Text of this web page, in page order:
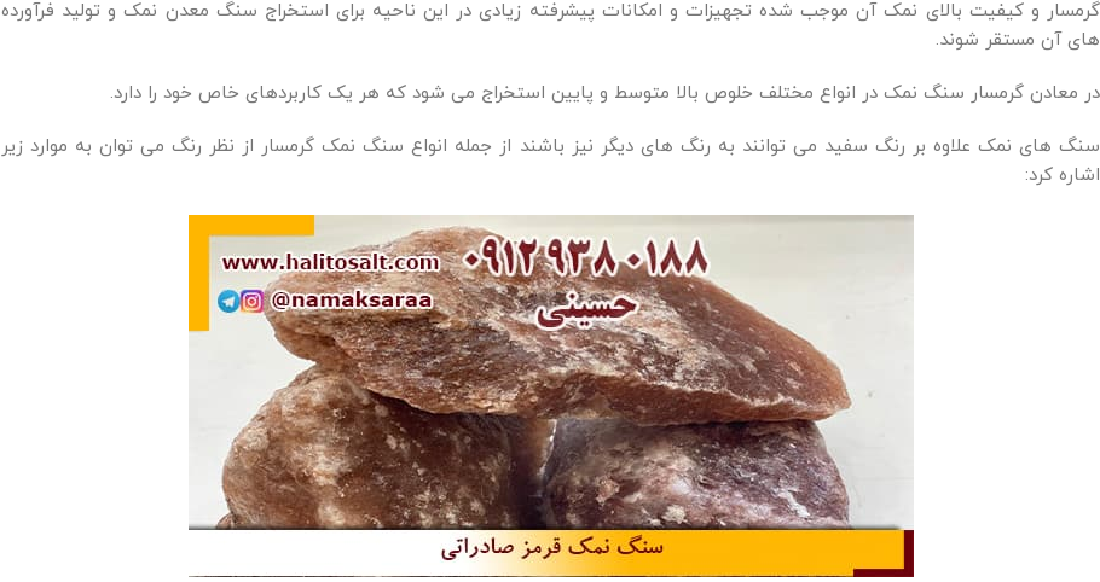
گرمسار و کیفیت بالای نمک آن موجب شده تجهیزات و امکانات پیشرفته زیادی در این ناحیه برای استخراج سنگ معدن نمک و تولید فرآورده
های آن مستقر شوند.
در معادن گرمسار سنگ نمک در انواع مختلف خلوص بالا متوسط و پایین استخراج می شود که هر یک کاربردهای خاص خود را دارد.
سنگ های نمک علاوه بر رنگ سفید می توانند به رنگ های دیگر نیز باشند از جمله انواع سنگ نمک گرمسار از نظر رنگ می توان به موارد زیر
اشاره کرد: